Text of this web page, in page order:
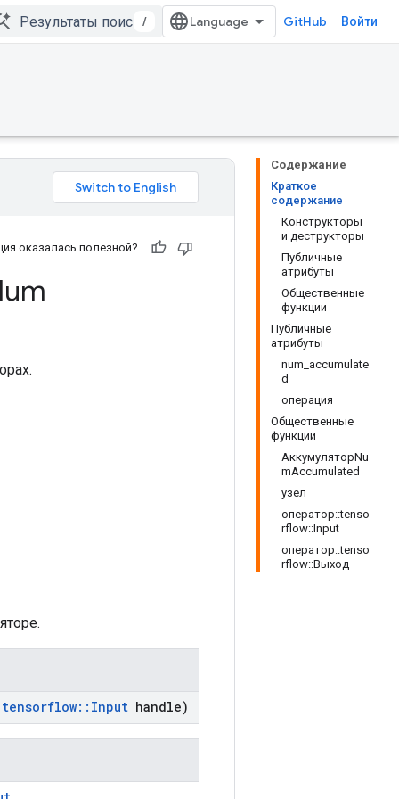
/ GitHub Войти
Содержание
Краткое
содержание
Конструкторы
и деструкторы
Публичные
атрибуты
Общественные
функции
Публичные
атрибуты
num_accumulate
d
операция
Общественные
функции
АккумуляторNu
mAccumulated
узел
оператор::tenso
rflow::Input
оператор::tenso
rflow::Выход
оказалась полезной?
tensorflow:: Input handle)